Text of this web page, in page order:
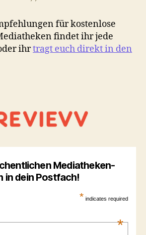
für kostenlose
findet ihr jede
ihrtragt euch direkt in den
Mediatheken-
in dein Postfach!
* indicates required
*